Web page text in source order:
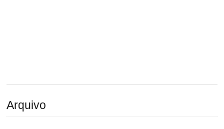
Arquivo